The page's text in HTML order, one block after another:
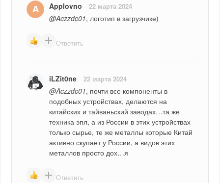
Applovno 22 марта 2024
@Aczzdc01, логотип в загрузчике)
Ответить
iLZit0ne 22 марта 2024
@Aczzdc01, почти все компоненты в
подобных устройствах, делаются на
китайских и тайваньский заводах…та же
техника эпл, а из России в этих устройствах
только сырье, те же металлы которые Китай
активно скупает у России, а видов этих
металлов просто дох…я
Ответить